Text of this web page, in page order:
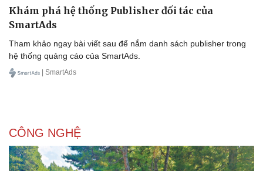
Khám phá hệ thống Publisher đối tác của
SmartAds
Tham khảo ngay bài viết sau để nắm danh sách publisher trong